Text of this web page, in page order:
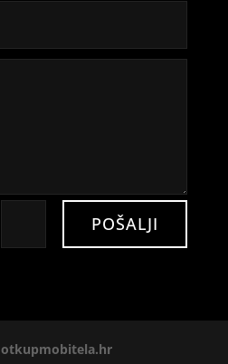
POŠALJI
otkupmobitela.hr